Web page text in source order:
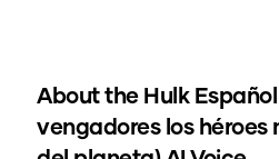
About the Hulk
vengadores los héroes